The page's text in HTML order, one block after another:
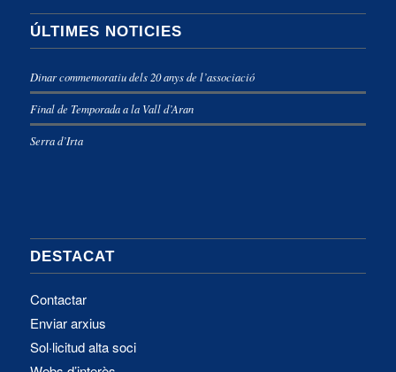
ÚLTIMES NOTICIES
Dinar commemoratiu dels 20 anys de l’associació
Final de Temporada a la Vall d’Aran
Serra d’Irta
DESTACAT
Contactar
Enviar arxius
Sol·licitud alta soci